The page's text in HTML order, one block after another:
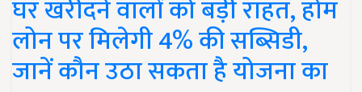
घर खरीदने वालों को बड़ी राहत, होम
लोन पर मिलेगी 4% की सब्सिडी,
जानें कौन उठा सकता है योजना का